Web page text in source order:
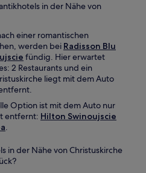
in der Nähe von
einer romantischen
werden bei Radisson Blu
fündig. Hier erwartet
2 Restaurants und ein
liegt mit dem Auto
Option ist mit dem Auto nur
entfernt: Hilton Swinoujscie
.
in der Nähe von Christuskirche